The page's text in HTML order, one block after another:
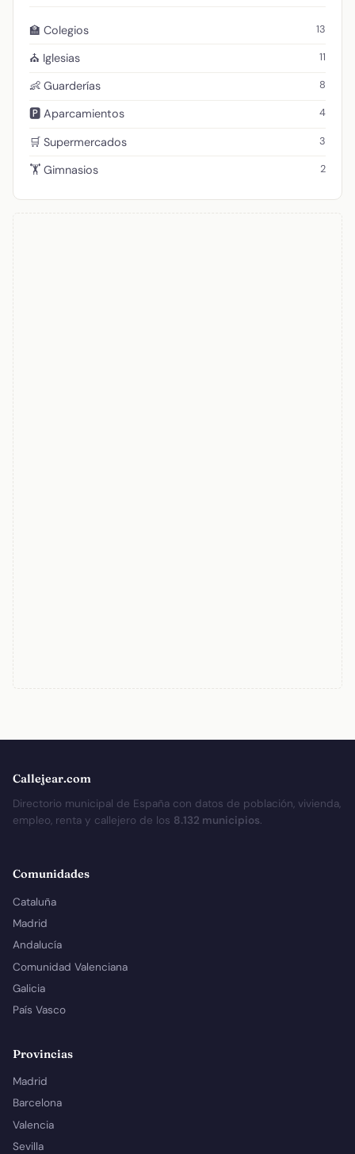
🏫 Colegios 13
⛪ Iglesias 11
👶 Guarderías 8
🅿️ Aparcamientos 4
🛒 Supermercados 3
🏋️ Gimnasios 2
Callejear.com
Directorio municipal de España con datos de población, vivienda,
empleo, renta y callejero de los 8.132 municipios.
Comunidades
Cataluña
Madrid
Andalucía
Comunidad Valenciana
Galicia
País Vasco
Provincias
Madrid
Barcelona
Valencia
Sevilla